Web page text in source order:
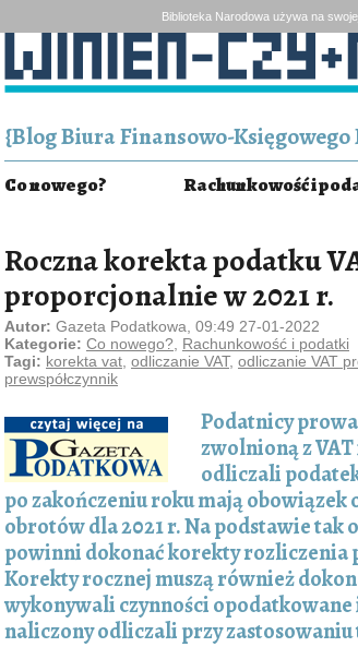
Biblioteka Narodowa używa na
{Blog Biura Finansowo-
Co nowego? Rachunkowość i
Roczna korekta podatku
proporcjonalnie w 2021 r.
Autor: Gazeta Podatkowa, 09:49 27-01-2022
Kategorie: Co nowego? Rachunkowość i podatki
Tagi: korekta vat odliczanie VAT, odliczanie VAT
prewspółczynnik
Podatnicy
zwolnioną z
odliczali
po zakończeniu roku mają
obrotów dla 2021 r. Na podstawie
powinni dokonać korekty rozliczenia
Korekty rocznej muszą również
wykonywali czynności
naliczony odliczali przy zastosowaniu